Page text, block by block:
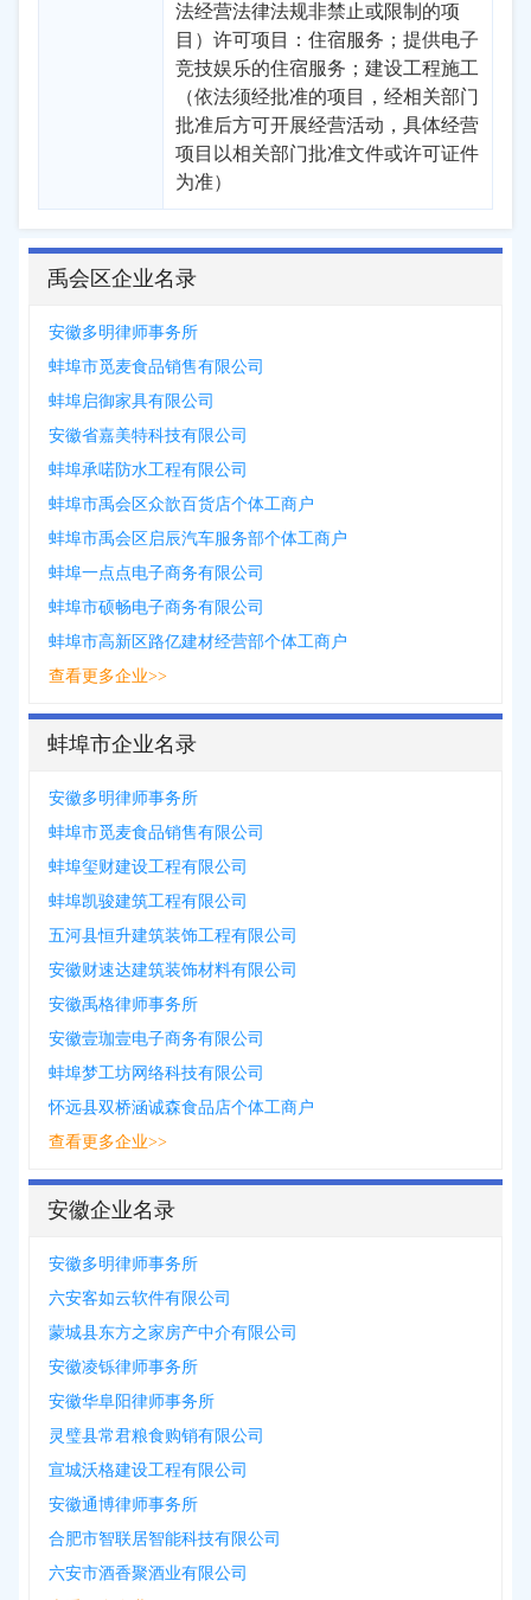
法经营法律法规非禁止或限制的项
目）许可项目：住宿服务；提供电子
竞技娱乐的住宿服务；建设工程施工
（依法须经批准的项目，经相关部门
批准后方可开展经营活动，具体经营
项目以相关部门批准文件或许可证件
为准）
禹会区企业名录
安徽多明律师事务所
蚌埠市觅麦食品销售有限公司
蚌埠启御家具有限公司
安徽省嘉美特科技有限公司
蚌埠承喏防水工程有限公司
蚌埠市禹会区众歆百货店个体工商户
蚌埠市禹会区启辰汽车服务部个体工商户
蚌埠一点点电子商务有限公司
蚌埠市硕畅电子商务有限公司
蚌埠市高新区路亿建材经营部个体工商户
查看更多企业>>
蚌埠市企业名录
安徽多明律师事务所
蚌埠市觅麦食品销售有限公司
蚌埠玺财建设工程有限公司
蚌埠凯骏建筑工程有限公司
五河县恒升建筑装饰工程有限公司
安徽财速达建筑装饰材料有限公司
安徽禹格律师事务所
安徽壹珈壹电子商务有限公司
蚌埠梦工坊网络科技有限公司
怀远县双桥涵诚森食品店个体工商户
查看更多企业>>
安徽企业名录
安徽多明律师事务所
六安客如云软件有限公司
蒙城县东方之家房产中介有限公司
安徽凌铄律师事务所
安徽华阜阳律师事务所
灵璧县常君粮食购销有限公司
宣城沃格建设工程有限公司
安徽通博律师事务所
合肥市智联居智能科技有限公司
六安市酒香聚酒业有限公司